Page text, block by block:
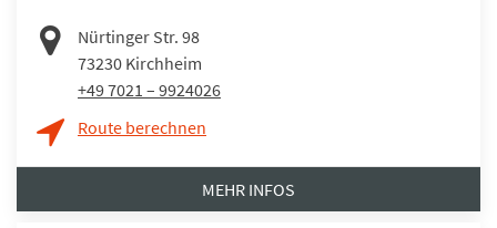
Nürtinger Str. 98
73230 Kirchheim
+49 7021 – 9924026
Route berechnen
MEHR INFOS